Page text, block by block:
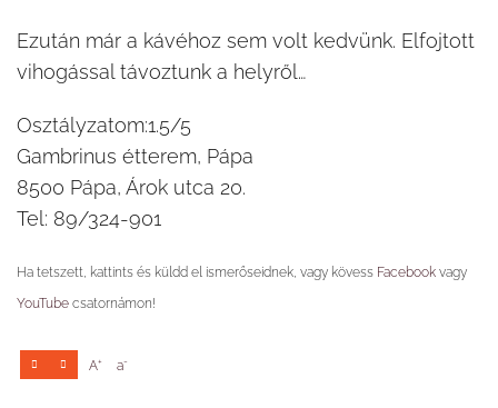
Ezután már a kávéhoz sem volt kedvünk. Elfojtott
vihogással távoztunk a helyről…
Osztályzatom:1.5/5
Gambrinus étterem, Pápa
8500 Pápa, Árok utca 20.
Tel: 89/324-901
Ha tetszett, kattints és küldd el ismerőseidnek, vagy kövess Facebook vagy
YouTube csatornámon!
A+ a-